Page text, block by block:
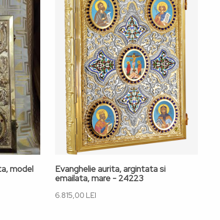
model
Evanghelie aurita, argintata si
emailata, mare - 24223
6.815,00 LEI